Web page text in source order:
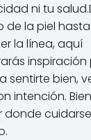
ni tu
de la piel
la línea, aquí
sentirte bien,
intención.
donde